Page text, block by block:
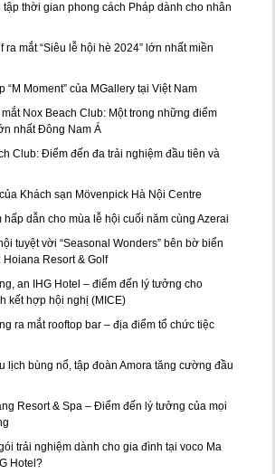
tập thời gian phong cách Pháp dành cho nhân
ra mắt “Siêu lễ hội hè 2024” lớn nhất miền
“M Moment” của MGallery tại Việt Nam
Nox Beach Club: Một trong những điểm
nhất Đông Nam Á
Club: Điểm đến đa trải nghiệm đầu tiên và
Khách sạn Mövenpick Hà Nội Centre
dẫn cho mùa lễ hội cuối năm cùng Azerai
tuyệt vời “Seasonal Wonders” bên bờ biển
Resort & Golf
an IHG Hotel – điểm đến lý tưởng cho
kết hợp hội nghị (MICE)
ra mắt rooftop bar – địa điểm tổ chức tiệc
lịch bùng nổ, tập đoàn Amora tăng cường đầu
Resort & Spa – Điểm đến lý tưởng của mọi
trải nghiệm dành cho gia đình tại voco Ma
Hotel?